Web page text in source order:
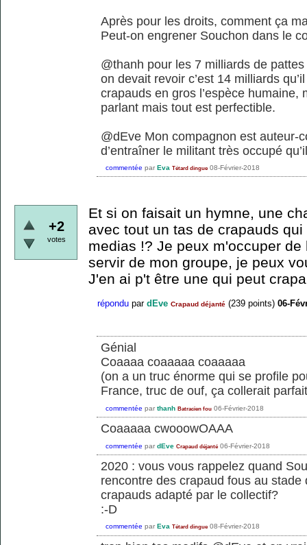
Après pour les droits, comment ça
Peut-on engrener Souchon dans le
@thanh pour les 7 milliards de
on devait revoir c’est 14 milliards
crapauds en gros l’espèce
parlant mais tout est perfectible.
@dEve Mon compagnon est auteur-
d’entraîner le militant très occupé
commentée par Eva Tétard dingue 08-Février-2018
+2
votes
Et si on faisait un hymne, une
avec tout un tas de crapauds
medias !? Je peux m'occuper
servir de mon groupe, je peux
J'en ai p't être une qui peut
répondu par dEve Crapaud déjanté (239 points) 06-
Génial
Coaaaa coaaaaa coaaaaa
(on a un truc énorme qui se profile
France, truc de ouf, ça collerait
commentée par thanh Batracien fou 06-Février-2018
Coaaaaa cwooowOAAA
commentée par dEve Crapaud déjanté 06-Février-2018
2020 : vous vous rappelez quand
rencontre des crapaud fous au
crapauds adapté par le collectif?
:-D
commentée par Eva Tétard dingue 08-Février-2018